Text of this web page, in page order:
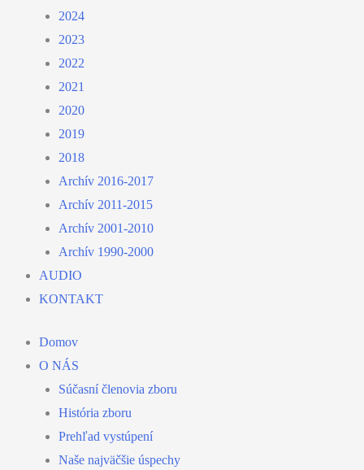
2024
2023
2022
2021
2020
2019
2018
Archív 2016-2017
Archív 2011-2015
Archív 2001-2010
Archív 1990-2000
AUDIO
KONTAKT
Domov
O NÁS
Súčasní členovia zboru
História zboru
Prehľad vystúpení
Naše najväčšie úspechy